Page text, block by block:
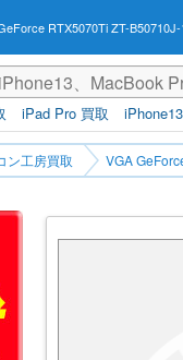
RTX5070Ti ZT-
iPad Pro 買取
ン工房買取 VGA